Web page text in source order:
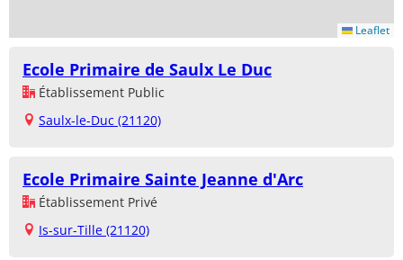
Leaflet
Ecole Primaire de Saulx Le Duc
Établissement Public
Saulx-le-Duc (21120)
Ecole Primaire Sainte Jeanne d'Arc
Établissement Privé
Is-sur-Tille (21120)